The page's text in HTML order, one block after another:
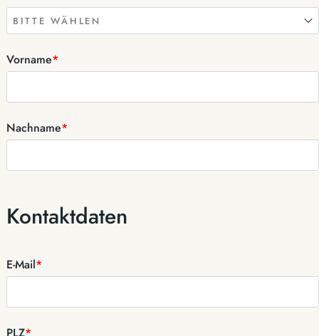
Vorname*
Nachname*
Kontaktdaten
E-Mail*